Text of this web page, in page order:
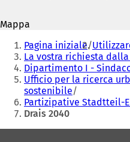
r
e
i
n
u
n
n
Mappa
Siete
qui:
Pagina iniziale
La vostra richiesta dalla
Dipartimento I -
Ufficio per la ricerca
sostenibile
Partizipative Stadtteil-
Drais 2040